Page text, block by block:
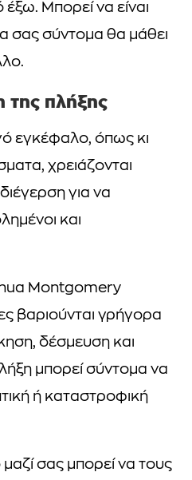
Μπορεί να είναι
σας σύντομα θα μάθει
της πλήξης
εγκέφαλο, όπως κι
χρειάζονται
για να
και
Montgomery
βαριούνται γρήγορα
δέσμευση και
μπορεί σύντομα να
ή καταστροφική
μαζί σας μπορεί να τους